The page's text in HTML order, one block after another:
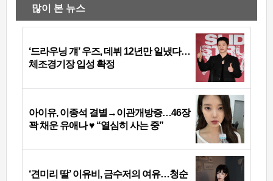
많이 본 뉴스
‘드라우닝 걔’ 우즈, 데뷔 12년만 일냈다…
체조경기장 입성 확정
아이유, 이종석 결별→이관개방증…46장
꽉 채운 유애나 ♥ “열심히 사는 중”
‘견미리 딸’ 이유비, 금수저의 여유…청순